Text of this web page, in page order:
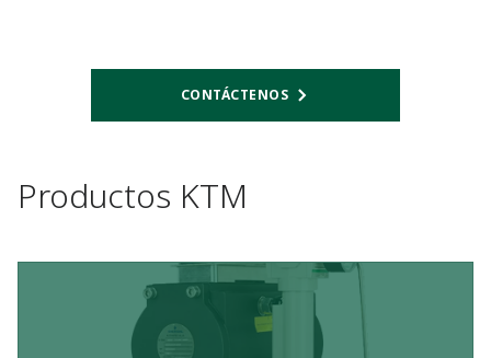
CONTÁCTENOS
Productos KTM